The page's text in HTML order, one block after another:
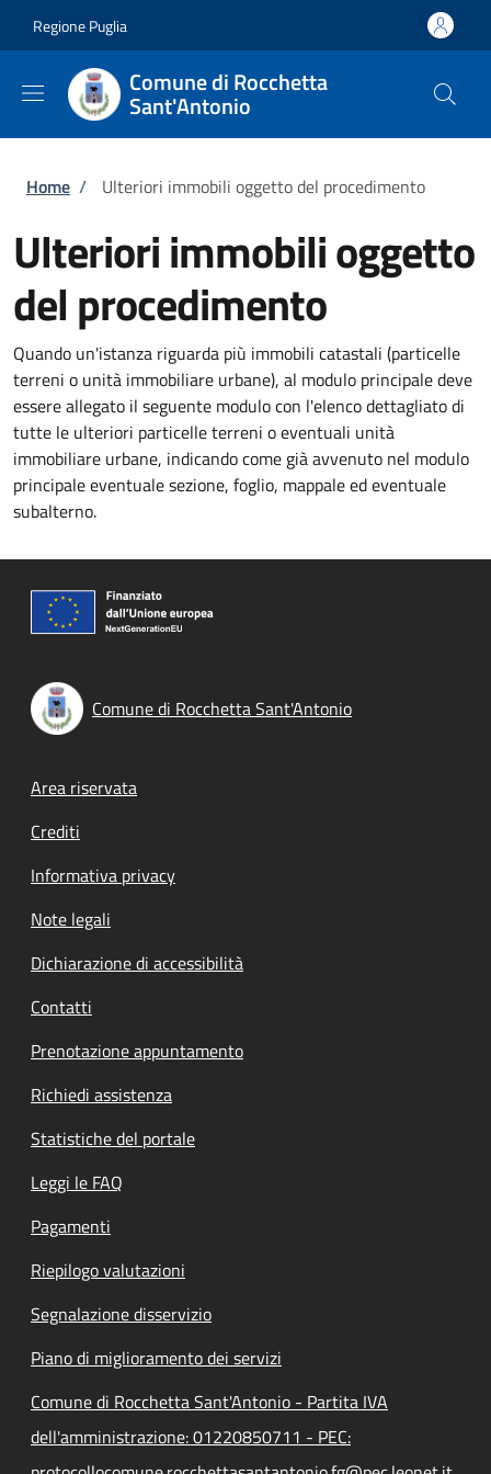
Regione Puglia
Comune di Rocchetta
Sant'Antonio
Briciole di pane
Home / Ulteriori immobili oggetto del procedimento
Ulteriori immobili oggetto
del procedimento
Quando un'istanza riguarda più immobili catastali (particelle
terreni o unità immobiliare urbane), al modulo principale deve
essere allegato il seguente modulo con l'elenco dettagliato di
tutte le ulteriori particelle terreni o eventuali unità
immobiliare urbane, indicando come già avvenuto nel modulo
principale eventuale sezione, foglio, mappale ed eventuale
subalterno.
Comune di Rocchetta Sant'Antonio
Footer menu
Area riservata
Crediti
Informativa privacy
Note legali
Dichiarazione di accessibilità
Contatti
Prenotazione appuntamento
Richiedi assistenza
Statistiche del portale
Leggi le FAQ
Pagamenti
Riepilogo valutazioni
Segnalazione disservizio
Piano di miglioramento dei servizi
Comune di Rocchetta Sant'Antonio - Partita IVA
dell'amministrazione: 01220850711 - PEC: